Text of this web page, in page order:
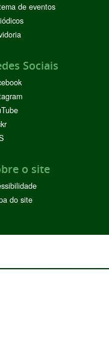
de eventos
Sociais
o site
do site